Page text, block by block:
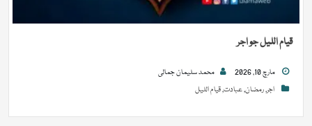
قیام اللیل جو اجر
مارچ 10, 2026
محمد سلیمان جمالی
اجر,رمضان,عبادت,قیام اللیل